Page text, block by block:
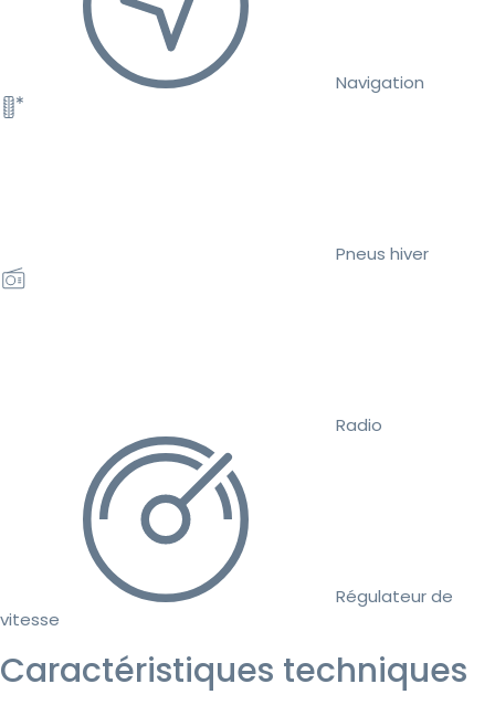
Navigation
Pneus hiver
Radio
Régulateur de
vitesse
Caractéristiques techniques